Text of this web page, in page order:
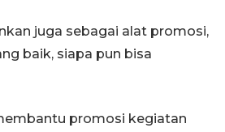
juga sebagai alat promosi,
baik, siapa pun bisa
promosi kegiatan